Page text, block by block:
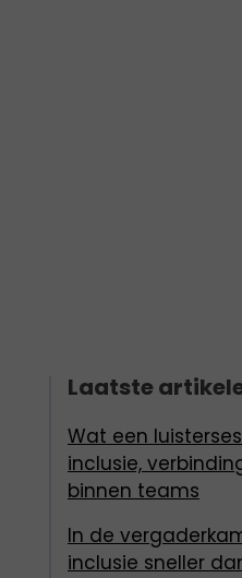
Laatste
Wat een
inclusie,
binnen teams
In de
inclusie sneller